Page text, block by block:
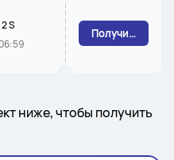
S
Получить
ниже, чтобы получить